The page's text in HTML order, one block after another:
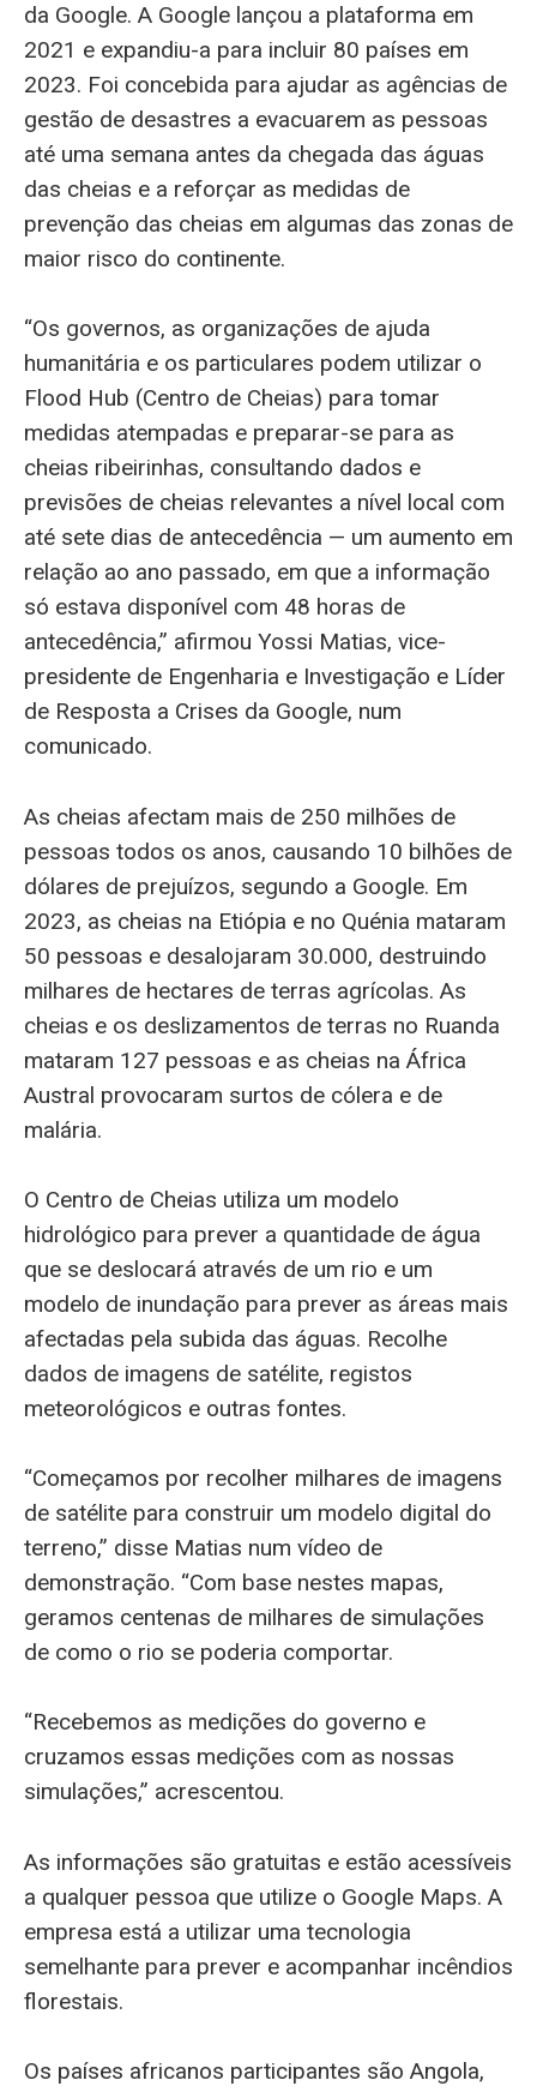
da Google. A Google lançou a plataforma em
2021 e expandiu-a para incluir 80 países em
2023. Foi concebida para ajudar as agências de
gestão de desastres a evacuarem as pessoas
até uma semana antes da chegada das águas
das cheias e a reforçar as medidas de
prevenção das cheias em algumas das zonas de
maior risco do continente.
“Os governos, as organizações de ajuda
humanitária e os particulares podem utilizar o
Flood Hub (Centro de Cheias) para tomar
medidas atempadas e preparar-se para as
cheias ribeirinhas, consultando dados e
previsões de cheias relevantes a nível local com
até sete dias de antecedência — um aumento em
relação ao ano passado, em que a informação
só estava disponível com 48 horas de
antecedência,” afirmou Yossi Matias, vice-
presidente de Engenharia e Investigação e Líder
de Resposta a Crises da Google, num
comunicado.
As cheias afectam mais de 250 milhões de
pessoas todos os anos, causando 10 bilhões de
dólares de prejuízos, segundo a Google. Em
2023, as cheias na Etiópia e no Quénia mataram
50 pessoas e desalojaram 30.000, destruindo
milhares de hectares de terras agrícolas. As
cheias e os deslizamentos de terras no Ruanda
mataram 127 pessoas e as cheias na África
Austral provocaram surtos de cólera e de
malária.
O Centro de Cheias utiliza um modelo
hidrológico para prever a quantidade de água
que se deslocará através de um rio e um
modelo de inundação para prever as áreas mais
afectadas pela subida das águas. Recolhe
dados de imagens de satélite, registos
meteorológicos e outras fontes.
“Começamos por recolher milhares de imagens
de satélite para construir um modelo digital do
terreno,” disse Matias num vídeo de
demonstração. “Com base nestes mapas,
geramos centenas de milhares de simulações
de como o rio se poderia comportar.
“Recebemos as medições do governo e
cruzamos essas medições com as nossas
simulações,” acrescentou.
As informações são gratuitas e estão acessíveis
a qualquer pessoa que utilize o Google Maps. A
empresa está a utilizar uma tecnologia
semelhante para prever e acompanhar incêndios
florestais.
Os países africanos participantes são Angola,